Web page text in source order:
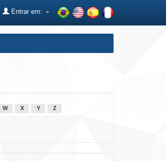
Entrar em:
W X Y Z